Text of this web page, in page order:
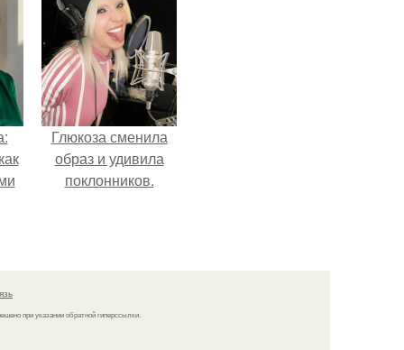
Глюкоза сменила
образ и удивила
поклонников.
при указании обратной гиперссылки.